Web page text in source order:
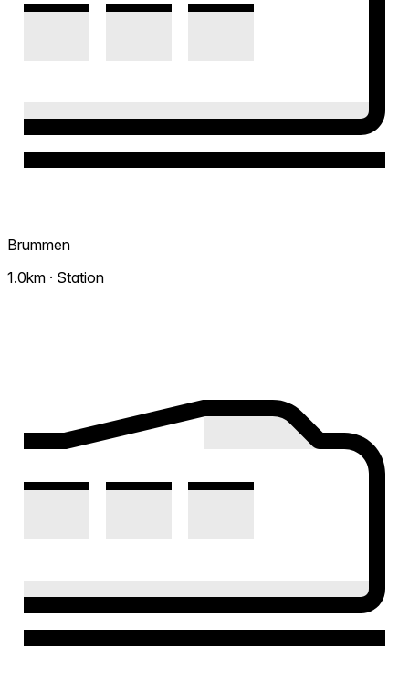
Brummen
1.0km · Station